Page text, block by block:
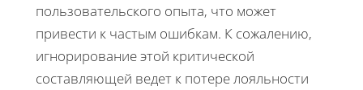
пользовательского опыта, что может
привести к частым ошибкам. К сожалению,
игнорирование этой критической
составляющей ведет к потере лояльности